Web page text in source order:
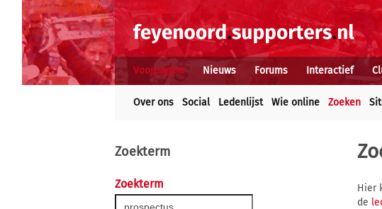
Voorpagina Nieuws Forums Interactief
Over ons Social Ledenlijst Wie online Zoeken
Zoekterm
Zoekterm
Hier
de